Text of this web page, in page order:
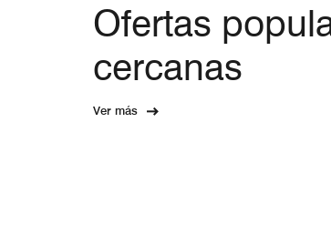
Ofertas
cercanas
Ver más